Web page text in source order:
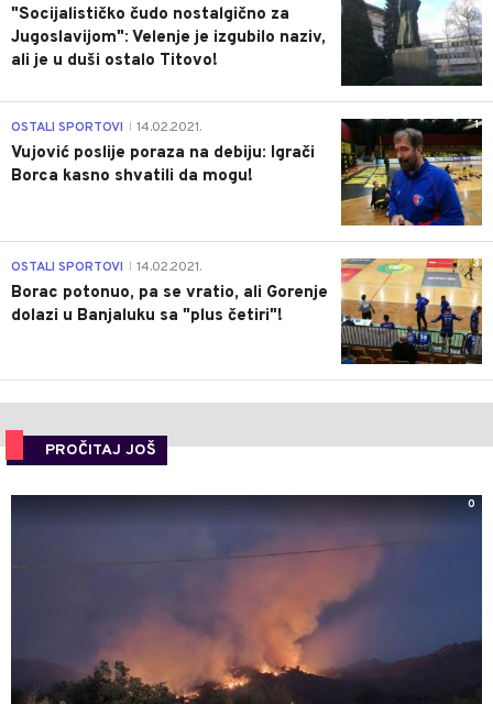
"Socijalističko čudo nostalgično za
Jugoslavijom": Velenje je izgubilo naziv,
ali je u duši ostalo Titovo!
1
OSTALI SPORTOVI 14.02.2021.
Vujović poslije poraza na debiju: Igrači
Borca kasno shvatili da mogu!
3
OSTALI SPORTOVI 14.02.2021.
Borac potonuo, pa se vratio, ali Gorenje
dolazi u Banjaluku sa "plus četiri"!
PROČITAJ JOŠ
0